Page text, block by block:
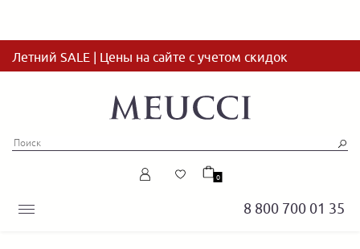
Летний SALE | Цены на сайте с учетом скидок
8 800 700 01 35
0